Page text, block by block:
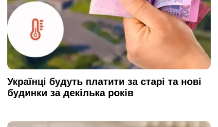
Українці будуть платити за старі та нові
будинки за декілька років